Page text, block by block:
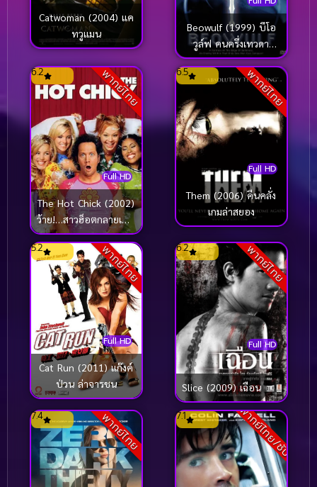
Catwoman (2004) แค
ทวูแมน
Beowulf (1999) บีโอ
วูล์ฟ คนครึ่งเทวดา
สงครามอมตะ
พากย์ไทย
Full HD
6.2
The Hot Chick (2002)
ว้าย!…สาวฮ็อตกลายเป็น
นายเห่ย
พากย์ไทย
Full HD
6.5
Them (2006) คืนคลั่ง
เกมล่าสยอง
พากย์ไทย
Full HD
5.2
Cat Run (2011) แก๊งค์
ป่วน ล่าจารชน
พากย์ไทย
Full HD
6.2
Slice (2009) เฉือน
พากย์ไทย
7.4 พากย์ไทย/ซับ
7.1